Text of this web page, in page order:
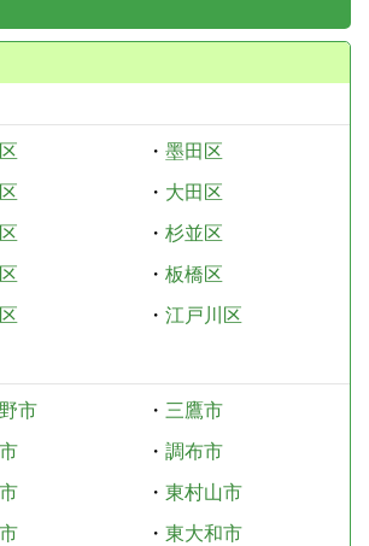
・ 墨田区
・ 大田区
・ 杉並区
・ 板橋区
・ 江戸川区
市 ・ 三鷹市
・ 調布市
・ 東村山市
・ 東大和市